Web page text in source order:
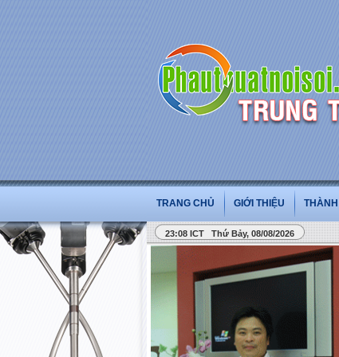
TRANG CHỦ GIỚI THIỆU THÀNH
23:08 ICT Thứ Bảy, 08/08/2026